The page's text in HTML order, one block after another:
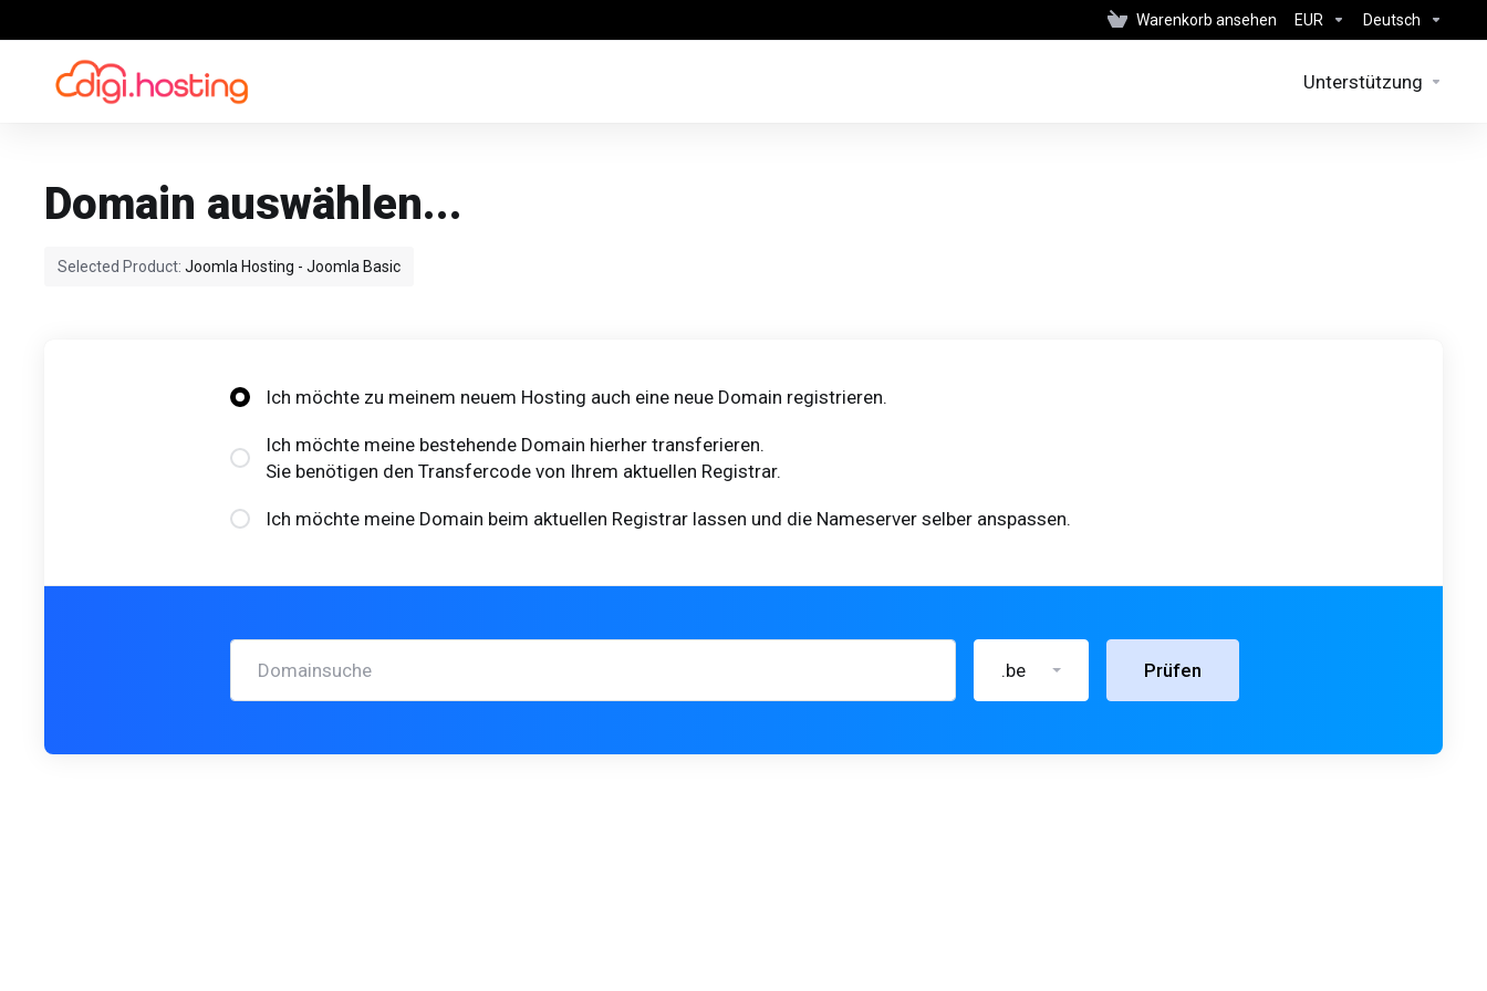
Warenkorb ansehen EUR Deutsch
Unterstützung
Domain auswählen...
Selected Product: Joomla Hosting - Joomla Basic
Ich möchte zu meinem neuem Hosting auch eine neue Domain registrieren.
Ich möchte meine bestehende Domain hierher transferieren.
Sie benötigen den Transfercode von Ihrem aktuellen Registrar.
Ich möchte meine Domain beim aktuellen Registrar lassen und die Nameserver selber anspassen.
.be Prüfen